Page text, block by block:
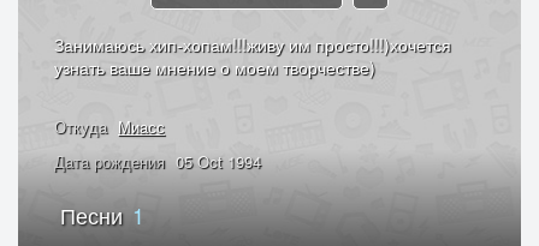
Занимаюсь хип-хопам!!!живу им просто!!!)хочется
узнать ваше мнение о моем творчестве)
Откуда Миасс
Дата рождения 05 Oct 1994
Песни 1